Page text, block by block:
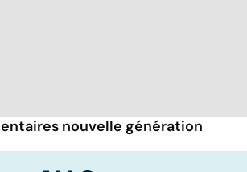
nouvelle génération